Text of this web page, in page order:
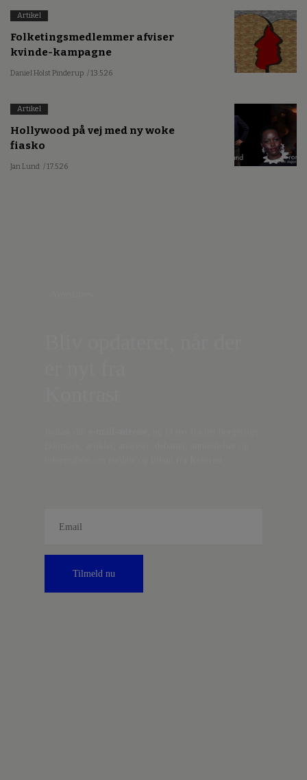
Artikel
Folketingsmedlemmer afviser
kvinde-kampagne
Daniel Holst Pinderup / 13.5.26
Artikel
Hollywood på vej med ny woke
fiasko
Jan Lund / 17.5.26
Tilmeld nu